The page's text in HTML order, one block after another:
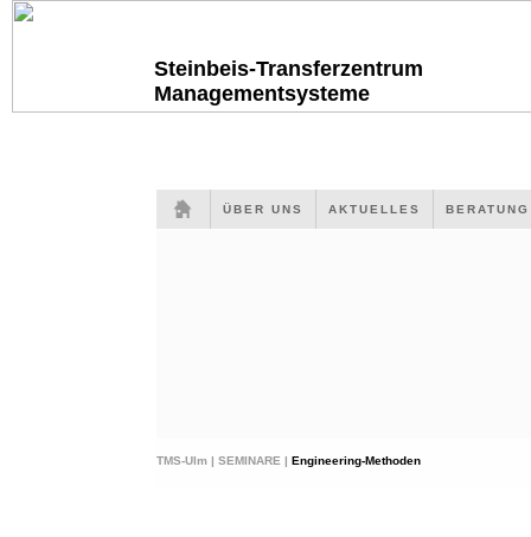
Steinbeis-Transferzentrum
Managementsysteme
ÜBER UNS AKTUELLES
TMS-Ulm | SEMINARE | Engineering-Methoden